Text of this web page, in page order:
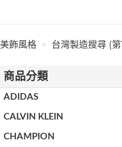
美飾風格 台灣製造搜尋 (第
商品分類
ADIDAS
CALVIN KLEIN
CHAMPION